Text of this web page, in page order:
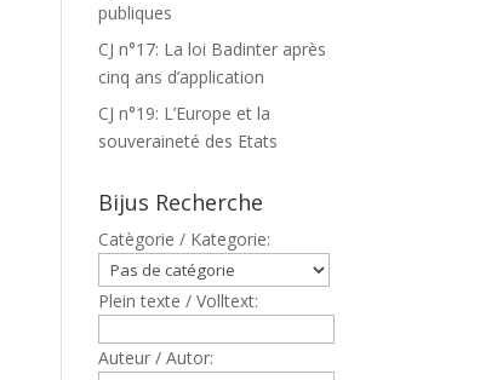
publiques
CJ n°17: La loi Badinter après
cinq ans d’application
CJ n°19: L’Europe et la
souveraineté des Etats
Bijus Recherche
Catègorie / Kategorie:
Plein texte / Volltext:
Auteur / Autor: